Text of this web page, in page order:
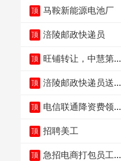
顶 马鞍新能源电池厂
顶 涪陵邮政快递员
顶 旺铺转让，中慧第一
顶 涪陵邮政快递员送货
顶 电信联通降资费领价
顶 招聘美工
顶 急招电商打包员工作